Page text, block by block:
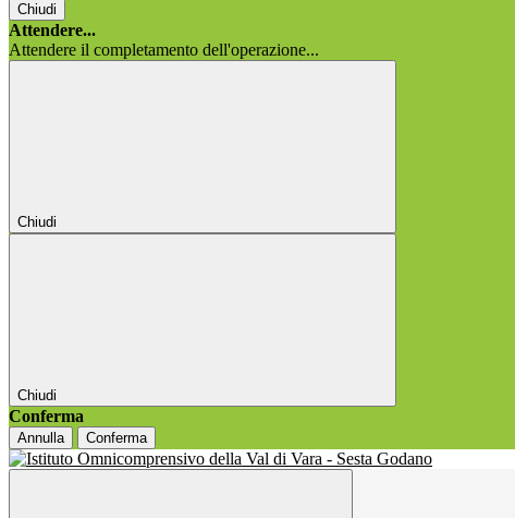
Chiudi
Attendere...
Attendere il completamento dell'operazione...
Chiudi
Chiudi
Conferma
Annulla Conferma